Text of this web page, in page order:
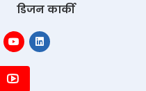
डिजन कार्की